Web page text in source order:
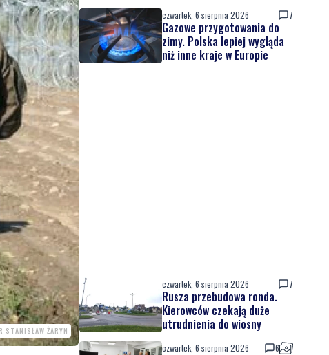
STANISŁAW ŻARYN
czwartek, 6 sierpnia 2026 7
Gazowe przygotowania do
zimy. Polska lepiej wygląda
niż inne kraje w Europie
czwartek, 6 sierpnia 2026 7
Rusza przebudowa ronda.
Kierowców czekają duże
utrudnienia do wiosny
czwartek, 6 sierpnia 2026 6